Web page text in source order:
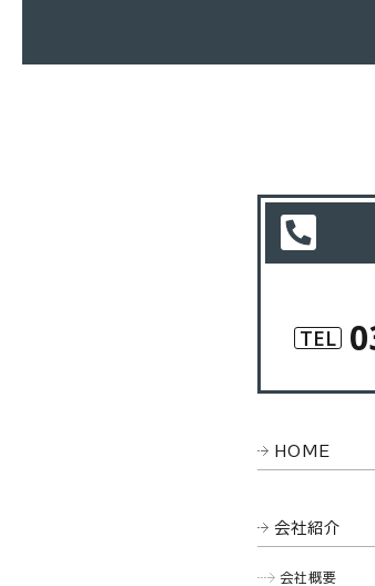
TEL
HOME
会社紹介
会社概要